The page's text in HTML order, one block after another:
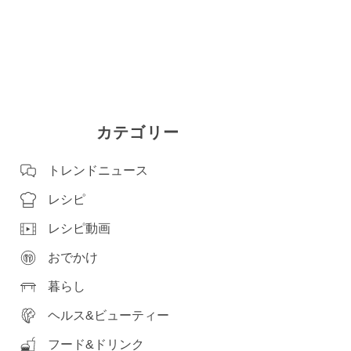
カテゴリー
トレンドニュース
レシピ
レシピ動画
おでかけ
暮らし
ヘルス&ビューティー
フード&ドリンク